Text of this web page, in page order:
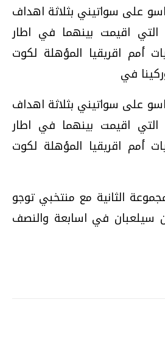
على سواتيني بثلاثة اهداف
اقيمت بينهما في اطار
أمم اقريقيا المؤهلة لكوت
على سواتيني بثلاثة اهداف
اقيمت بينهما في اطار
أمم اقريقيا المؤهلة لكوت
الثانية مع منتخبي توجو
سيلعبان في اسابعة والنصف